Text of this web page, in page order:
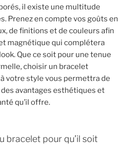
il existe une multitude
Prenez en compte vos goûts en
de finitions et de couleurs afin
magnétique qui complétera
Que ce soit pour une tenue
choisir un bracelet
votre style vous permettra de
avantages esthétiques et
qu’il offre.
bracelet pour qu’il soit